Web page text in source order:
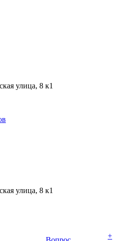
улица, 8 к1
улица, 8 к1
+